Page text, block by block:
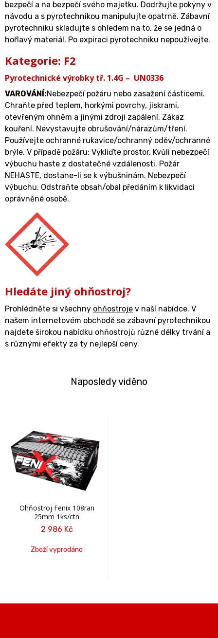
bezpečí a na bezpečí svého majetku. Dodržujte pokyny v
návodu a s pyrotechnikou manipulujte opatrně. Zábavní
pyrotechniku skladujte s ohledem na to, že se jedná o
hořlavý materiál. Po expiraci pyrotechniku nepoužívejte.
Kategorie: F2
Pyrotechnické výrobky tř. 1.4G – UN0336
VAROVÁNÍ:Nebezpečí požáru nebo zasažení částicemi.
Chraňte před teplem, horkými povrchy, jiskrami,
otevřeným ohněm a jinými zdroji zapálení. Zákaz
kouření. Nevystavujte obrušování/nárazům/tření.
Používejte ochranné rukavice/ochranný oděv/ochranné
brýle. V případě požáru: Vykliďte prostor. Kvůli nebezpečí
výbuchu haste z dostatečné vzdálenosti. Požár
NEHASTE, dostane-li se k výbušninám. Nebezpečí
výbuchu. Odstraňte obsah/obal předáním k likvidaci
oprávněné osobě.
Hledáte jiný ohňostroj?
Prohlédněte si všechny ohňostroje v naší nabídce. V
našem internetovém obchodě se zábavní pyrotechnikou
najdete širokou nabídku ohňostrojů různé délky trvání a
s různými efekty za ty nejlepší ceny.
Naposledy viděno
Ohňostroj Fenix 108ran
25mm 1ks/ctn
2 986 Kč
Zboží vyprodáno